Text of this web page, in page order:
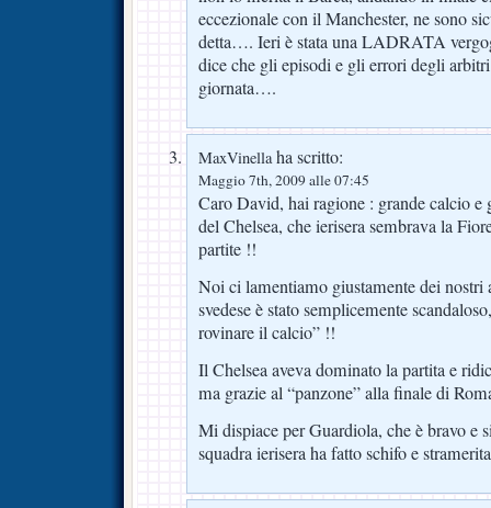
eccezionale con il Manchester, ne sono
detta…. Ieri è stata una LADRATA
dice che gli episodi e gli errori degli
giornata….
MaxVinellaha scritto:
Maggio 7th, 2009 alle 07:45
Caro David, hai ragione : grande calcio e
del Chelsea, che ierisera sembrava la
partite !!
Noi ci lamentiamo giustamente dei nostri
svedese è stato semplicemente
rovinare il calcio” !!
Il Chelsea aveva dominato la partita e
ma grazie al “panzone” alla finale di
Mi dispiace per Guardiola, che è bravo e
squadra ierisera ha fatto schifo e